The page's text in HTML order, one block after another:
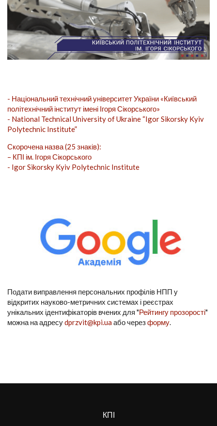
- Національний технічний університет України «Київський
політехнічний інститут імені Ігоря Сікорського»
- National Technical University of Ukraine “Igor Sikorsky Kyiv
Polytechnic Institute”
Скорочена назва (25 знаків):
– КПІ ім. Ігоря Сікорського
- Igor Sikorsky Kyiv Polytechnic Institute
Подати виправлення персональних профілів НПП у
відкритих науково-метричних системах і реєстрах
унікальних ідентифікаторів вчених для "Рейтингу прозорості"
можна на адресуdprzvit@kpi.uaабо черезформу.
КПІ